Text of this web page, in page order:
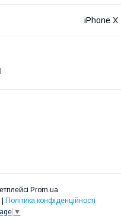
iPhone X
Prom.ua
| Політика конфіденційності
▼